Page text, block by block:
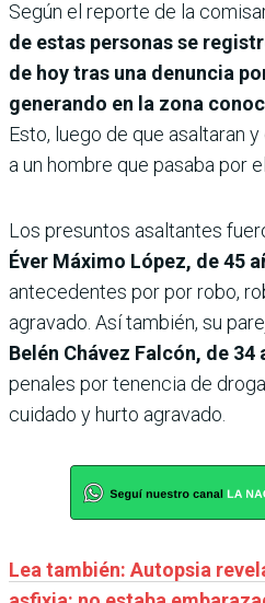
Según el reporte de la
de estas personas se
de hoy tras una denuncia
generando en la zona
Esto, luego de que asaltaran
a un hombre que pasaba por
Los presuntos asaltantes
Éver Máximo López, de 45
antecedentes por por robo,
agravado. Así también, su
Belén Chávez Falcón, de 34
penales por tenencia de
cuidado y hurto agravado.
Lea también: Autopsia